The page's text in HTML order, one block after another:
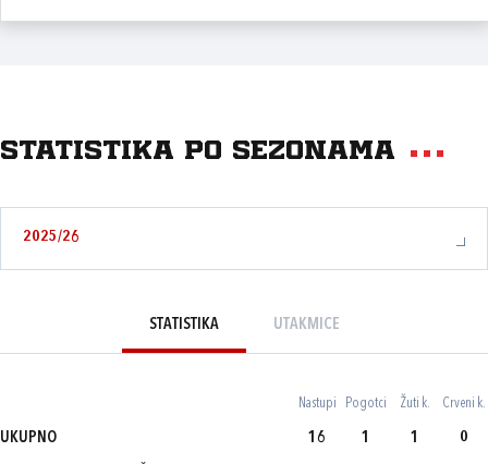
Statistika po sezonama
2025/26
STATISTIKA UTAKMICE
Nastupi Pogotci Žuti k. Crveni k.
UKUPNO 16 1 1 0